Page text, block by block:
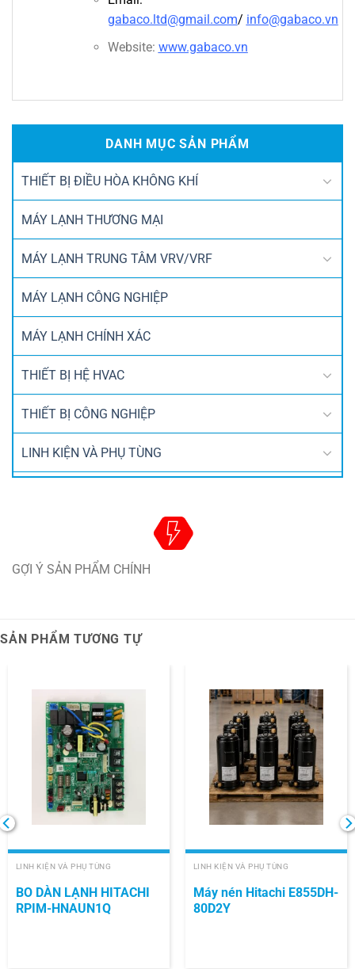
gabaco.ltd@gmail.com/ info@gabaco.vn
Website: www.gabaco.vn
DANH MỤC SẢN PHẨM
THIẾT BỊ ĐIỀU HÒA KHÔNG KHÍ
MÁY LẠNH THƯƠNG MẠI
MÁY LẠNH TRUNG TÂM VRV/VRF
MÁY LẠNH CÔNG NGHIỆP
MÁY LẠNH CHÍNH XÁC
THIẾT BỊ HỆ HVAC
THIẾT BỊ CÔNG NGHIỆP
LINH KIỆN VÀ PHỤ TÙNG
GỢI Ý SẢN PHẨM CHÍNH
SẢN PHẨM TƯƠNG TỰ
LINH KIỆN VÀ PHỤ TÙNG
BO DÀN LẠNH HITACHI
RPIM-HNAUN1Q
LINH KIỆN VÀ PHỤ TÙNG
Máy nén Hitachi E855DH-
80D2Y